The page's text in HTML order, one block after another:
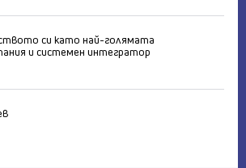
си като най-голямата
и системен интегратор